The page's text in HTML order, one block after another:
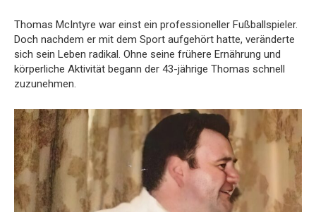
Thomas McIntyre war einst ein professioneller Fußballspieler.
Doch nachdem er mit dem Sport aufgehört hatte, veränderte
sich sein Leben radikal. Ohne seine frühere Ernährung und
körperliche Aktivität begann der 43-jährige Thomas schnell
zuzunehmen.